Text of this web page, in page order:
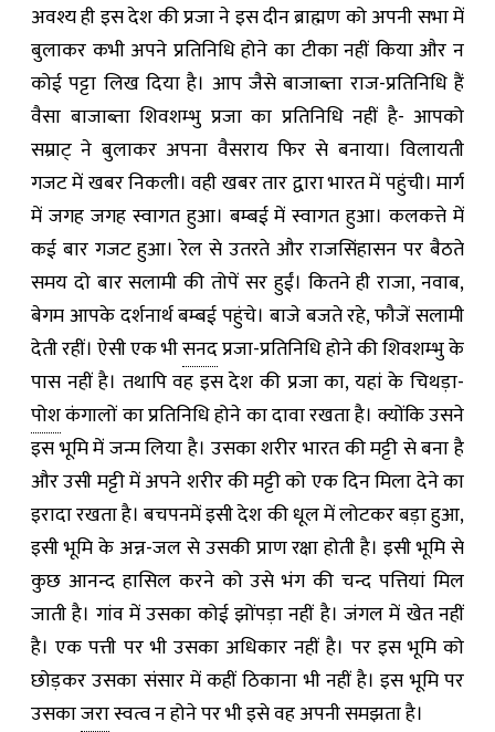
अवश्य ही इस देश की प्रजा ने इस दीन ब्राह्मण को अपनी सभा में
बुलाकर कभी अपने प्रतिनिधि होने का टीका नहीं किया और न
कोई पट्टा लिख दिया है। आप जैसे बाजाब्ता राज-प्रतिनिधि हैं
वैसा बाजाब्ता शिवशम्भु प्रजा का प्रतिनिधि नहीं है- आपको
सम्राट् ने बुलाकर अपना वैसराय फिर से बनाया। विलायती
गजट में खबर निकली। वही खबर तार द्वारा भारत में पहुंची। मार्ग
में जगह जगह स्वागत हुआ। बम्बई में स्वागत हुआ। कलकत्ते में
कई बार गजट हुआ। रेल से उतरते और राजसिंहासन पर बैठते
समय दो बार सलामी की तोपें सर हुईं। कितने ही राजा, नवाब,
बेगम आपके दर्शनार्थ बम्बई पहुंचे। बाजे बजते रहे, फौजें सलामी
देती रहीं। ऐसी एक भीसनदप्रजा-प्रतिनिधि होने की शिवशम्भु के
पास नहीं है। तथापि वह इस देश की प्रजा का, यहां के चिथड़ा-
पोशकंगालों का प्रतिनिधि होने का दावा रखता है। क्योंकि उसने
इस भूमि में जन्म लिया है। उसका शरीर भारत की मट्टी से बना है
और उसी मट्टी में अपने शरीर की मट्टी को एक दिन मिला देने का
इरादा रखता है। बचपनमें इसी देश की धूल में लोटकर बड़ा हुआ,
इसी भूमि के अन्न-जल से उसकी प्राण रक्षा होती है। इसी भूमि से
कुछ आनन्द हासिल करने को उसे भंग की चन्द पत्तियां मिल
जाती है। गांव में उसका कोई झोंपड़ा नहीं है। जंगल में खेत नहीं
है। एक पत्ती पर भी उसका अधिकार नहीं है। पर इस भूमि को
छोड़कर उसका संसार में कहीं ठिकाना भी नहीं है। इस भूमि पर
उसकाजरास्वत्व न होने पर भी इसे वह अपनी समझता है।